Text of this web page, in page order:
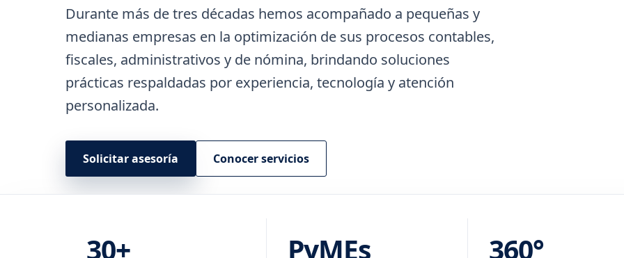
Durante más de tres décadas hemos acompañado a pequeñas y
medianas empresas en la optimización de sus procesos contables,
fiscales, administrativos y de nómina, brindando soluciones
prácticas respaldadas por experiencia, tecnología y atención
personalizada.
Solicitar asesoría Conocer servicios
30+ PyMEs 360°